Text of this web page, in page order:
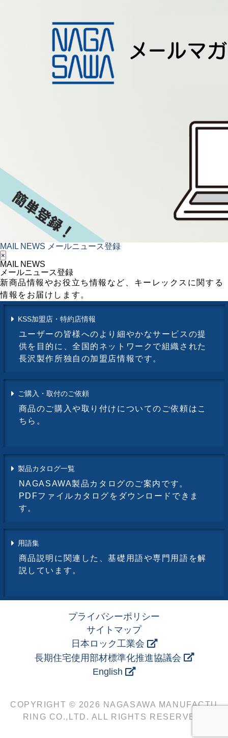
MAIL NEWS メールニュース登録
×
MAIL NEWS
メールニュース登録
新商品情報やお役立ち情報など、キーレックスに関する
情報をお届けします。
KSS加盟店・特約店情報
ユーザーの皆様へのより細やかなサービスの提
供を目的に、全国的ネットワークで組織された
長沢製作所独自の加盟店情報です。
ご購入・取付のご依頼
商品のご購入や取り付けについてのご依頼はこ
ちら。
製品カタログ一覧
NAGASAWA製品カタログのご案内です。
PDFファイルカタログをダウンロードできま
す。
用語集
商品説明に関連した、基礎用語や専門用語を解
説しています。
プライバシーポリシー
サイトマップ
日本ロック工業会
長期住宅使用部材標準化推進協議会
English
COPYRIGHT © 2026 NAGASAWA MANUFACTU
RING CO.,LTD. ALL RIGHTS RESERVED.